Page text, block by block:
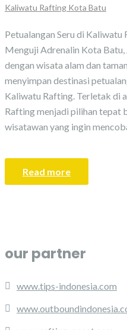
Kaliwatu Rafting Kota Batu
Petualangan Seru di
Menguji Adrenalin Kota Batu,
dengan wisata alam dan
menyimpan destinasi
Kaliwatu Rafting. Terletak di
Rafting menjadi pilihan tepat
wisatawan yang ingin
Read more
our partner
www.tips-indonesia.com